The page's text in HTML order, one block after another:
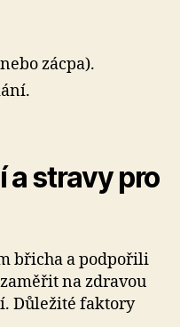
zácpa).
stravy pro
břicha a podpořili
na zdravou
Důležité faktory